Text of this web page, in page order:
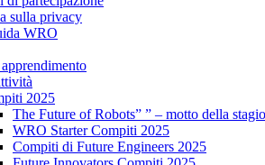
sulla privacy
WRO
2025
The Future of Robots” ” – motto della
WRO Starter Compiti 2025
Compiti di Future Engineers 2025